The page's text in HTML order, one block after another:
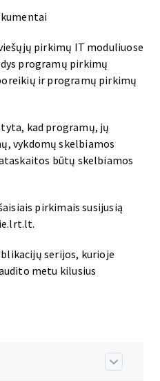
pirkimų IT moduliuose
programų pirkimų
ir programų pirkimų
kad programų, jų
vykdomų skelbiamos
būtų skelbiamos
pirkimais susijusią
serijos, kurioje
metu kilusius